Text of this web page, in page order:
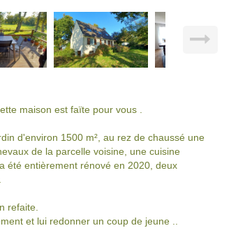
maison est faïte pour vous .
d'environ 1500 m², au rez de chaussé une
de la parcelle voisine, une cuisine
été entièrement rénové en 2020, deux
refaite.
et lui redonner un coup de jeune ..